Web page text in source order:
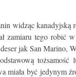
widząc kanadyjską
zamiaru tego robić
jak San Marino,
miała być jedynym